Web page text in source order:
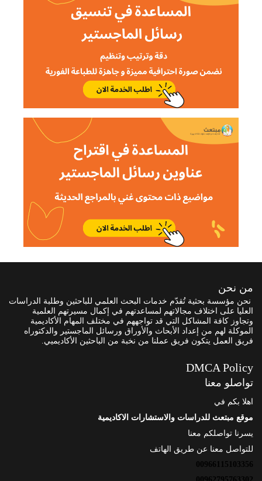
من نحن
نحن مؤسسة بحثية تُقدّم خدمات البحث العلمي للباحثين وطلبة الدراسات
العليا على اختلاف مجالاتهم لمساعدتهم في إكمال مسيرتهم العلمية
وتجاوز كافة المشاكل التي قد تواجههم في مختلف المهام الأكاديمية
الموكلة لهم من إعداد الأبحاث والأوراق ورسائل الماجستير والدكتوراه
فريق العمل يتكون فريق عملنا من نخبة من الباحثين الأكاديميي.
DMCA Policy
تواصلو معنا
اهلا بكم في
موقع مبتعث للدراسات والاستشارات الاكاديمية
يسرنا تواصلكم معنا
للتواصل معنا عن طريق الهاتف
00966115103356